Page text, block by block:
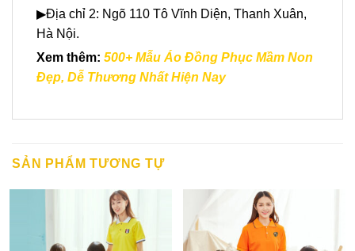
▶Địa chỉ 2: Ngõ 110 Tô Vĩnh Diện, Thanh Xuân,
Hà Nội.
Xem thêm: 500+ Mẫu Áo Đồng Phục Mầm Non
Đẹp, Dễ Thương Nhất Hiện Nay
SẢN PHẨM TƯƠNG TỰ